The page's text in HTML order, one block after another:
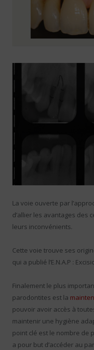
La voie ouverte par
d’allier les avantages des
leurs inconvénients.
Cette voie trouve ses
qui a publié l’E.N.A.P :
Finalement le plus
parodontites est la
pouvoir avoir accès à
maintenir une hygiène
point clé est le nombre de
a pour but d’accéder au